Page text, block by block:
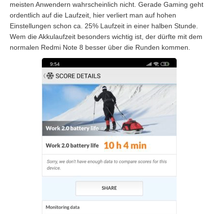
meisten Anwendern wahrscheinlich nicht. Gerade Gaming geht
ordentlich auf die Laufzeit, hier verliert man auf hohen
Einstellungen schon ca. 25% Laufzeit in einer halben Stunde.
Wem die Akkulaufzeit besonders wichtig ist, der dürfte mit dem
normalen Redmi Note 8 besser über die Runden kommen.